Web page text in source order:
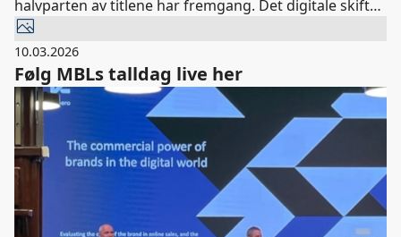
halvparten av titlene har fremgang. Det digitale skiftet
fortsetter, tre av fire abonnement er nå heldigitale og
det rene digitalopplaget nærmer seg to millioner.
Dette viser at nordmenn både verdsetter og betaler
for journalistikk fra redaktørstyrte medier, sier Randi
S. Øgrey, adm. dir. i MBL.
10.03.2026
Følg MBLs talldag live her